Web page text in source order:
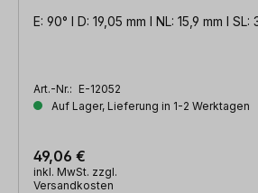
E: 90° l D: 19,05 mm l NL: 15,9 mm l SL:
Art.-Nr.: E-12052
Auf Lager, Lieferung in 1-2 Werktagen
49,06 €
inkl. MwSt. zzgl.
Versandkosten